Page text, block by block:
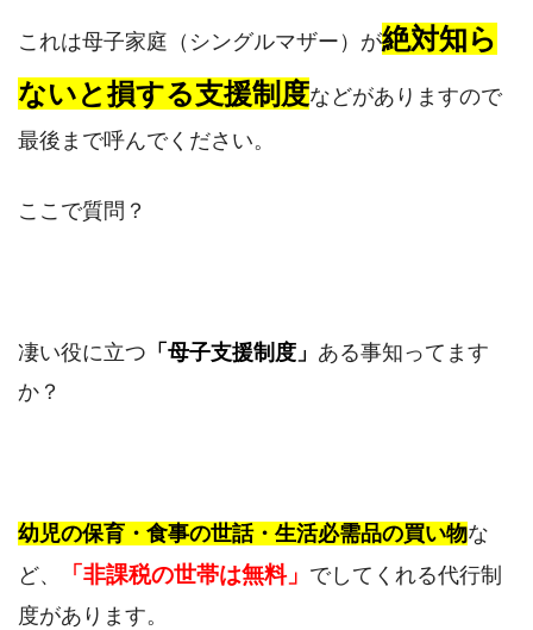
これは母子家庭（シングルマザー）が絶対知ら
ないと損する支援制度などがありますので
最後まで呼んでください。
ここで質問？
凄い役に立つ 「母子支援制度」 ある事知ってます
か？
幼児の保育・食事の世話・生活必需品の買い物な
ど、
「非課税の世帯は無料」 でしてくれる代行制
度があります。